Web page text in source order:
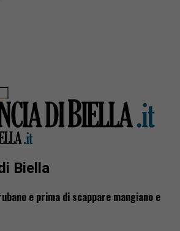
Biella
e prima di scappare mangiano e